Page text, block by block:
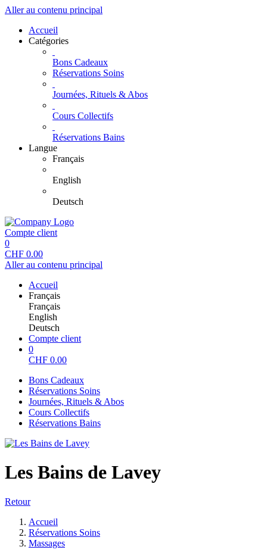
Aller au contenu principal
Accueil
Catégories
Bons Cadeaux
Réservations Soins
Journées, Rituels & Abos
Cours Collectifs
Réservations Bains
Langue
Français
English
Deutsch
Compte client
0
CHF 0.00
Aller au contenu principal
Accueil
Français
Français
English
Deutsch
Compte client
0
CHF 0.00
Bons Cadeaux
Réservations Soins
Journées, Rituels & Abos
Cours Collectifs
Réservations Bains
Les Bains de Lavey
Retour
Accueil
Réservations Soins
Massages